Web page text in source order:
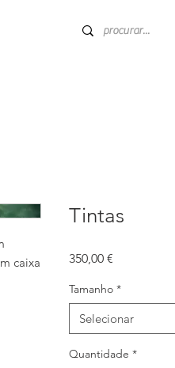
caixa
Tintas
350,00 €
Tamanho *
Selecionar
Quantidade *